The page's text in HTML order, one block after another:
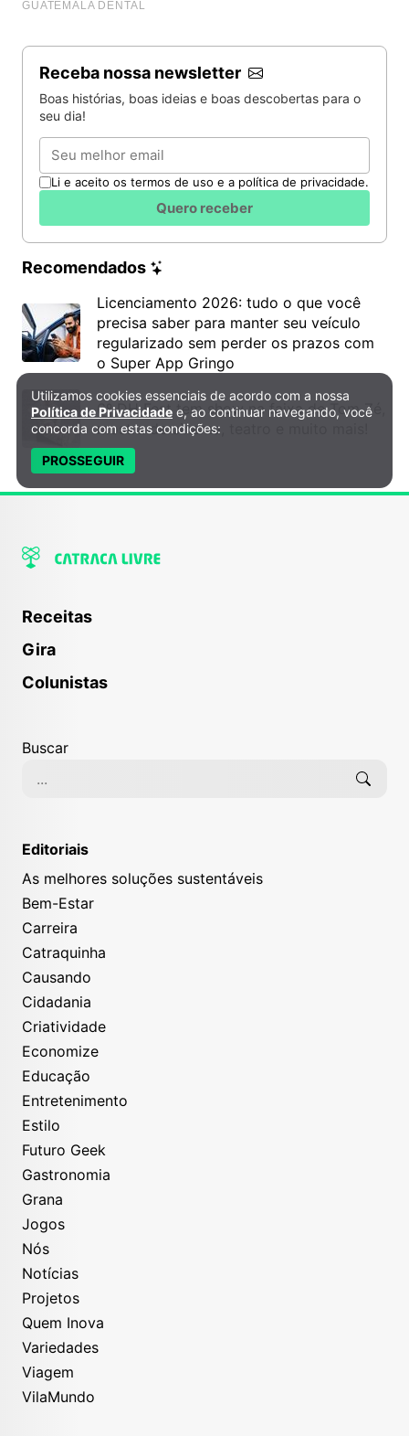
Receba nossa newsletter
Boas histórias, boas ideias e boas descobertas para o
seu dia!
Email
Li e aceito os termos de uso e a política de privacidade.
Quero receber
Recomendados
Licenciamento 2026: tudo o que você
precisa saber para manter seu veículo
regularizado sem perder os prazos com
o Super App Gringo
6º DH Fest tem show na faixa de Tom Zé,
mostra de cinema, teatro e muito mais!
Receitas
Gira
Colunistas
Buscar
Editoriais
As melhores soluções sustentáveis
Bem-Estar
Carreira
Catraquinha
Causando
Cidadania
Criatividade
Economize
Educação
Entretenimento
Estilo
Futuro Geek
Gastronomia
Grana
Jogos
Nós
Notícias
Projetos
Quem Inova
Variedades
Viagem
VilaMundo
Política de Privacidade e Cookies
Utilizamos cookies essenciais de acordo com a nossa
Política de Privacidade e, ao continuar navegando, você
concorda com estas condições:
PROSSEGUIR